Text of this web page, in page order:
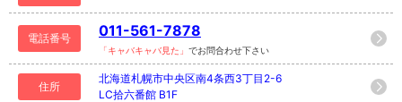
電話番号 011-561-7878
「キャバキャバ見た」 でお問合わせ下さい
住所
北海道札幌市中央区南4条西3丁目2-6
LC拾六番館 B1F